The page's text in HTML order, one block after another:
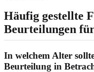
Häufig gestellte
Beurteilungen
In welchem Alter
Beurteilung in